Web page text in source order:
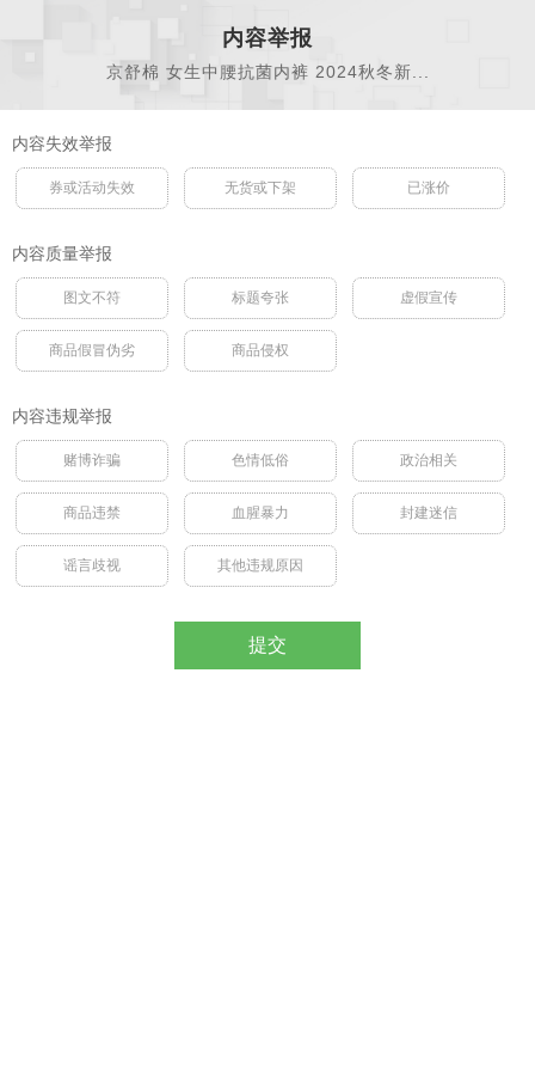
内容举报
京舒棉 女生中腰抗菌内裤 2024秋冬新...
内容失效举报
券或活动失效 无货或下架 已涨价
内容质量举报
图文不符 标题夸张 虚假宣传
商品假冒伪劣 商品侵权
内容违规举报
赌博诈骗 色情低俗 政治相关
商品违禁 血腥暴力 封建迷信
谣言歧视 其他违规原因
提交